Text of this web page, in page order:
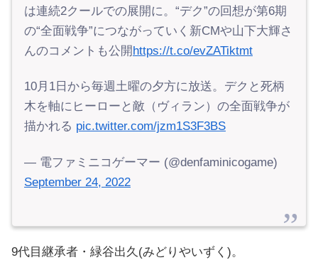
は連続2クールでの展開に。“デク”の回想が第6期
の“全面戦争”につながっていく新CMや山下大輝さ
んのコメントも公開 https://t.co/evZATiktmt
10月1日から毎週土曜の夕方に放送。デクと死柄
木を軸にヒーローと敵（ヴィラン）の全面戦争が
描かれる pic.twitter.com/jzm1S3F3BS
— 電ファミニコゲーマー (@denfaminicogame)
September 24, 2022
9代目継承者・緑谷出久(みどりやいずく)。